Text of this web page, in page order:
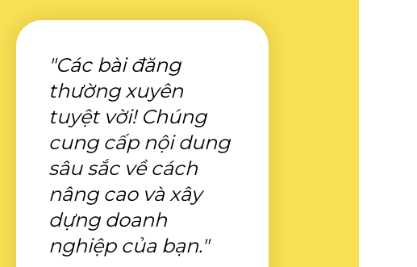
"Các bài đăng
thường xuyên
tuyệt vời! Chúng
cung cấp nội dung
sâu sắc về cách
nâng cao và xây
dựng doanh
nghiệp của bạn."